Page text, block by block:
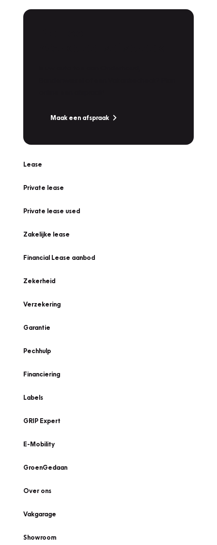
Maak een afspraak
Lease
Private lease
Private lease used
Zakelijke lease
Financial Lease aanbod
Zekerheid
Verzekering
Garantie
Pechhulp
Financiering
Labels
GRIP Expert
E-Mobility
GroenGedaan
Over ons
Vakgarage
Showroom